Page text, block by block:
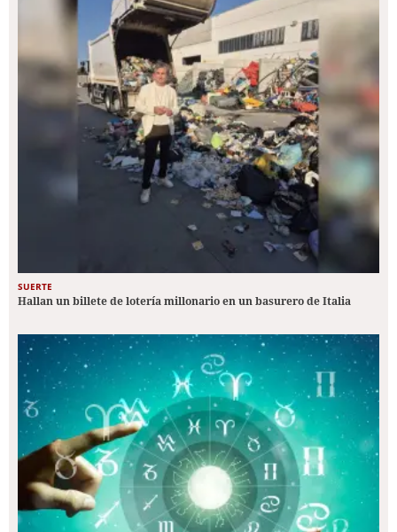
SUERTE
Hallan un billete de lotería millonario en un basurero de Italia